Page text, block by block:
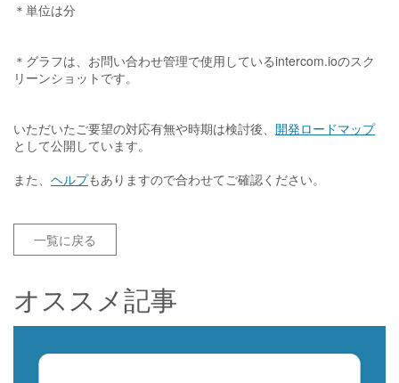
＊単位は分
＊グラフは、お問い合わせ管理で使用しているintercom.ioのスク
リーンショットです。
いただいたご要望の対応有無や時期は検討後、 開発ロードマップ
として公開しています。
また、 ヘルプもありますので合わせてご確認ください。
一覧に戻る
オススメ記事